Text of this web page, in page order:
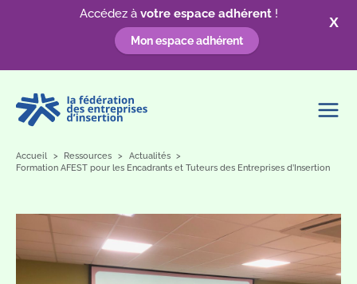
X
Accédez à votre espace adhérent!
Mon espace adhérent
contenu
Accueil Ressources
Actualités
Formation AFEST pour les Encadrants et Tuteurs des Entreprises d’Insertion